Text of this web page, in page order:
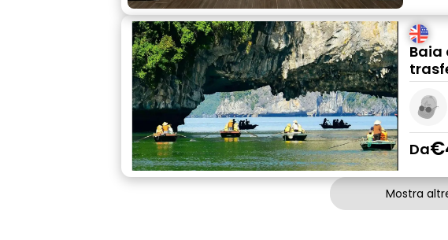
Baia
Da
Mostra